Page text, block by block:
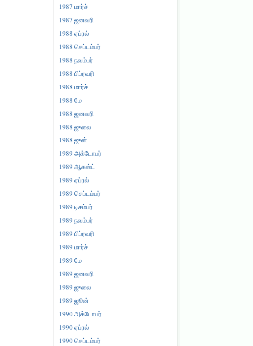
1987 மார்ச்
1987 ஜனவரி
1988 ஏப்ரல்
1988 செப்டம்பர்
1988 நவம்பர்
1988 பிப்ரவரி
1988 மார்ச்
1988 மே
1988 ஜனவரி
1988 ஜுலை
1988 ஜுன்
1989 அக்டோபர்
1989 ஆகஸ்ட்
1989 ஏப்ரல்
1989 செப்டம்பர்
1989 டிசம்பர்
1989 நவம்பர்
1989 பிப்ரவரி
1989 மார்ச்
1989 மே
1989 ஜனவரி
1989 ஜுலை
1989 ஜூன்
1990 அக்டோபர்
1990 ஏப்ரல்
1990 செப்டம்பர்